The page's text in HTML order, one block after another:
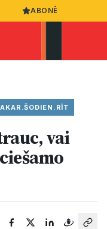
ABONĒ
vai